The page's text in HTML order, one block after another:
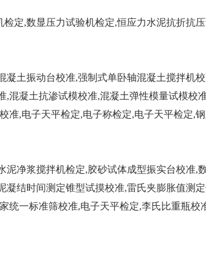
定,数显压力试验机检定,恒应力水泥抗折抗
土振动台校准,强制式单卧轴混凝土搅拌机
混凝土抗渗试模校准,混凝土弹性模量试模校
准,电子天平检定,电子称检定,电子天平检定,
净浆搅拌机检定,胶砂试体成型振实台校准,
结时间测定锥型试摸校准,雷氏夹膨胀值测
统一标准筛校准,电子天平检定,李氏比重瓶校